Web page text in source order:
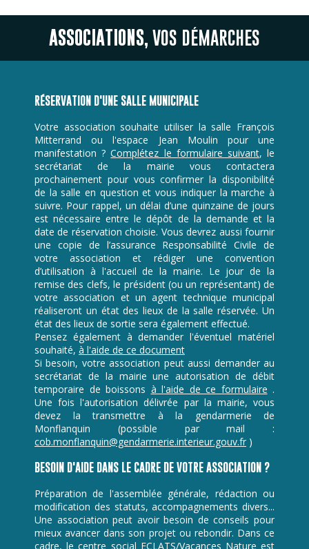
ASSOCIATIONS, VOS DÉMARCHES
RÉSERVATION D'UNE SALLE MUNICIPALE
Votre association souhaite utiliser la salle François
Mitterrand ou l'espace Jean Moulin pour une
manifestation ?Complétez le formulaire suivant, le
secrétariat de la mairie vous contactera
prochainement pour vous confirmer la disponibilité
de la salle en question et vous indiquer la marche à
suivre. Pour rappel, un délai d’une quinzaine de jours
est nécessaire entre le dépôt de la demande et la
date de réservation choisie. Vous devrez aussi fournir
une copie de l’assurance Responsabilité Civile de
votre association et rédiger une convention
d’utilisation à l'accueil de la mairie. Le jour de la
remise des clefs, le président (ou un représentant) de
votre association et un agent technique municipal
réaliseront un état des lieux de la salle réservée. Un
état des lieux de sortie sera également effectué.
Pensez également à demander l'éventuel matériel
souhaité, à l'aide de ce document
Si besoin, votre association peut aussi demander au
secrétariat de la mairie une autorisation de débit
temporaire de boissons à l'aide de ce formulaire .
Une fois l'autorisation délivrée par la mairie, vous
devez la transmettre à la gendarmerie de
Monflanquin (possible par mail :
cob.monflanquin@gendarmerie.interieur.gouv.fr )
BESOIN D'AIDE DANS LE CADRE DE VOTRE ASSOCIATION ?
Préparation de l'assemblée générale, rédaction ou
modification des statuts, accompagnements divers...
Une association peut avoir besoin de conseils pour
mieux avancer dans son projet ou rebondir. Dans ce
cadre, le centre social ECLATS/Vacances Nature est